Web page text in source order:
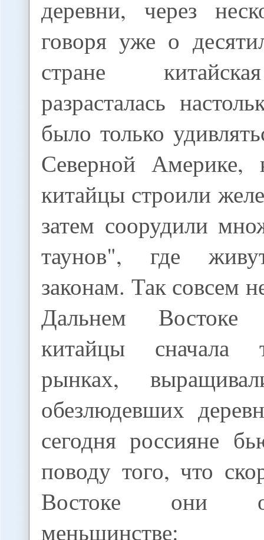
деревни, через
говоря уже о
стране
разрасталась
было только
Северной Америке,
китайцы строили
затем соорудили
таунов", где
законам. Так совсем
Дальнем Востоке
китайцы сначала
рынках,
обезлюдевших
сегодня россияне
поводу того, что
Востоке они
меньшинстве: